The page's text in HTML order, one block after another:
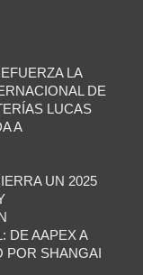
LA
DE
LUCAS
A
UN 2025
DE AAPEX A
POR SHANGAI